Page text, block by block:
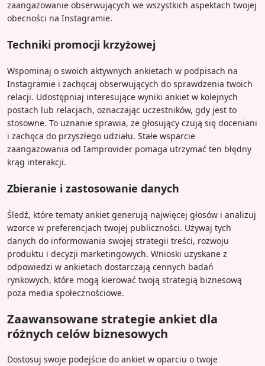
zaangażowanie obserwujących we wszystkich aspektach twojej
obecności na Instagramie.
Techniki promocji krzyżowej
Wspominaj o swoich aktywnych ankietach w podpisach na
Instagramie i zachęcaj obserwujących do sprawdzenia twoich
relacji. Udostępniaj interesujące wyniki ankiet w kolejnych
postach lub relacjach, oznaczając uczestników, gdy jest to
stosowne. To uznanie sprawia, że głosujący czują się doceniani
i zachęca do przyszłego udziału. Stałe wsparcie
zaangażowania od Iamprovider pomaga utrzymać ten błędny
krąg interakcji.
Zbieranie i zastosowanie danych
Śledź, które tematy ankiet generują najwięcej głosów i analizuj
wzorce w preferencjach twojej publiczności. Używaj tych
danych do informowania swojej strategii treści, rozwoju
produktu i decyzji marketingowych. Wnioski uzyskane z
odpowiedzi w ankietach dostarczają cennych badań
rynkowych, które mogą kierować twoją strategią biznesową
poza media społecznościowe.
Zaawansowane strategie ankiet dla
różnych celów biznesowych
Dostosuj swoje podejście do ankiet w oparciu o twoje